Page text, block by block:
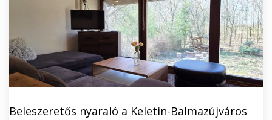
Beleszeretős nyaraló a Keletin-Balmazújváros